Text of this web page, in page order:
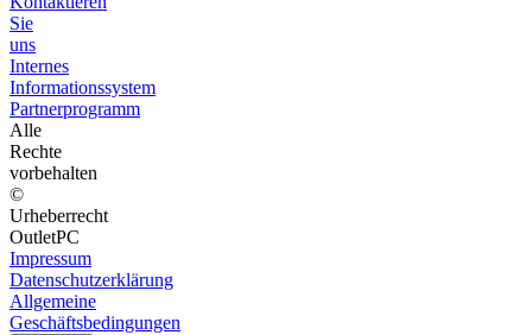
Sie
uns
Internes
Informationssystem
Partnerprogramm
Alle
Rechte
vorbehalten
©
Urheberrecht
OutletPC
Impressum
Datenschutzerklärung
Allgemeine
Geschäftsbedingungen